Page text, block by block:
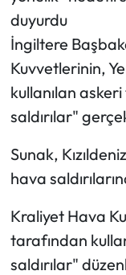
duyurdu
İngiltere
Kuvvetlerinin,
kullanılan
saldırılar"
Sunak,
hava
Kraliyet Hava
tarafından
saldırılar"